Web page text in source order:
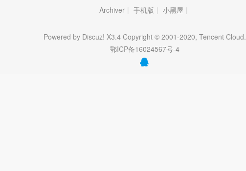
Archiver | 手机版 | 小黑屋 |
Powered by Discuz! X3.4 Copyright © 2001-2020, Tencent Cloud.
鄂ICP备16024567号-4